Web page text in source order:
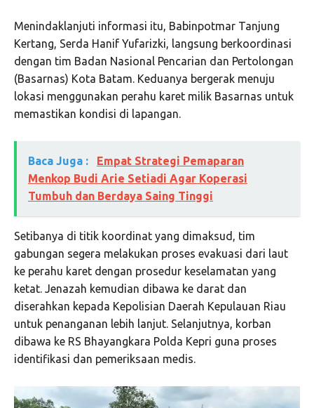
Menindaklanjuti informasi itu, Babinpotmar Tanjung
Kertang, Serda Hanif Yufarizki, langsung berkoordinasi
dengan tim Badan Nasional Pencarian dan Pertolongan
(Basarnas) Kota Batam. Keduanya bergerak menuju
lokasi menggunakan perahu karet milik Basarnas untuk
memastikan kondisi di lapangan.
Baca Juga :
Empat Strategi Pemaparan
Menkop Budi Arie Setiadi Agar Koperasi
Tumbuh dan Berdaya Saing Tinggi
Setibanya di titik koordinat yang dimaksud, tim
gabungan segera melakukan proses evakuasi dari laut
ke perahu karet dengan prosedur keselamatan yang
ketat. Jenazah kemudian dibawa ke darat dan
diserahkan kepada Kepolisian Daerah Kepulauan Riau
untuk penanganan lebih lanjut. Selanjutnya, korban
dibawa ke RS Bhayangkara Polda Kepri guna proses
identifikasi dan pemeriksaan medis.